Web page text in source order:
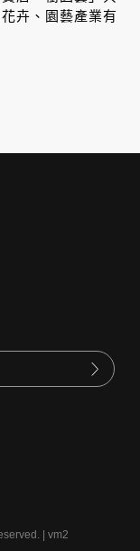
卉、園藝產業有
| vm2